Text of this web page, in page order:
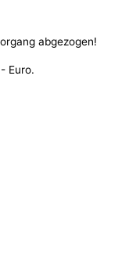
abgezogen!
Euro.